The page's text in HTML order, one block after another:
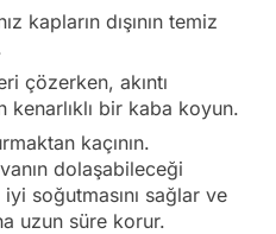
kapların dışının temiz
çözerken, akıntı
kenarlıklı bir kaba koyun.
kaçının.
dolaşabileceği
soğutmasını sağlar ve
uzun süre korur.